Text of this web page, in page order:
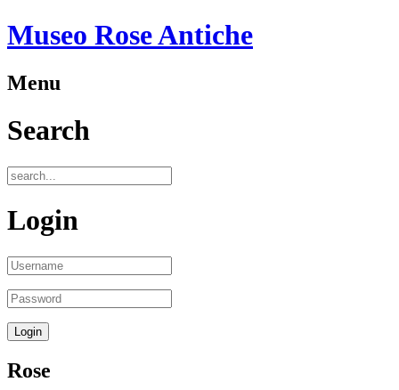
Museo Rose Antiche
Menu
Search
Login
Rose